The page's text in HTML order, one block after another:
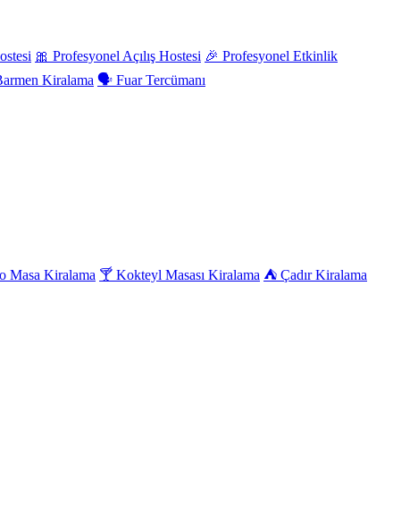
🎀 Profesyonel Açılış Hostesi 🎉 Profesyonel Etkinlik
Kiralama 🗣️ Fuar Tercümanı
Masa Kiralama 🍸 Kokteyl Masası Kiralama ⛺ Çadır Kiralama